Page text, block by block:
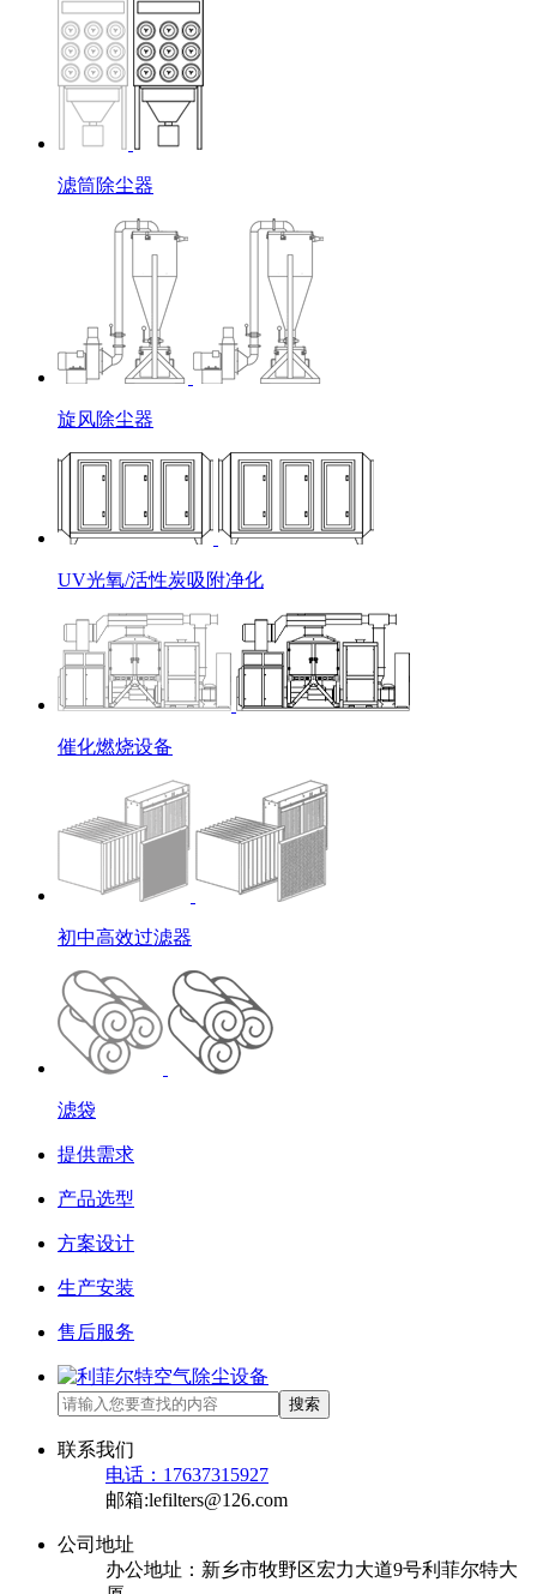
滤筒除尘器
旋风除尘器
UV光氧/活性炭吸附净化
催化燃烧设备
初中高效过滤器
滤袋
提供需求
产品选型
方案设计
生产安装
售后服务
搜索
联系我们
电话：17637315927
邮箱:lefilters@126.com
公司地址
办公地址：新乡市牧野区宏力大道9号利菲尔特大